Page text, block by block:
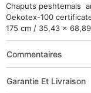
Chaputs peshtemals
Oekotex-100
175 cm / 35,43 x
Commentaires
Garantie Et Livraison